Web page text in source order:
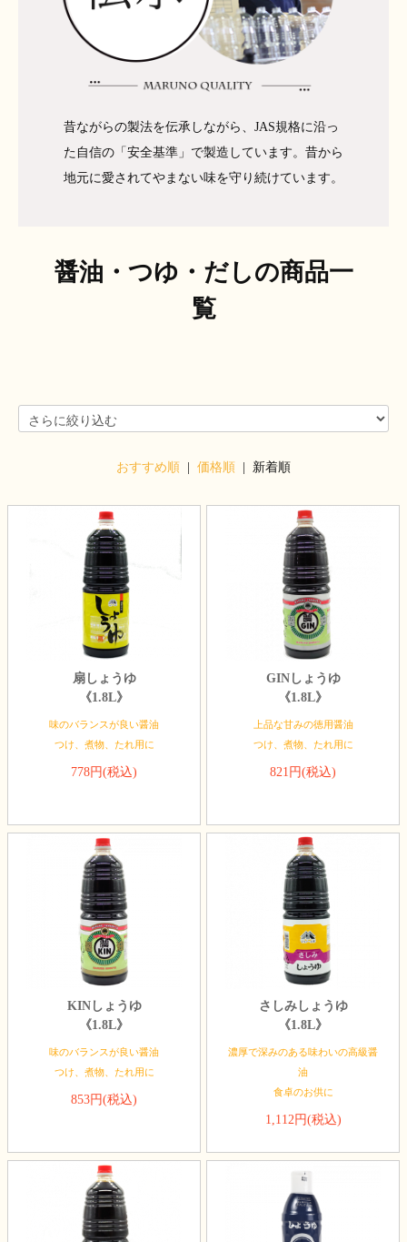
昔ながらの製法を伝承しながら、JAS規格に沿っ
た自信の「安全基準」で製造しています。昔から
地元に愛されてやまない味を守り続けています。
醤油・つゆ・だしの商品一
覧
おすすめ順 | 価格順 | 新着順
扇しょうゆ
《1.8L》
味のバランスが良い醤油
つけ、煮物、たれ用に
778円(税込)
GINしょうゆ
《1.8L》
上品な甘みの徳用醤油
つけ、煮物、たれ用に
821円(税込)
KINしょうゆ
《1.8L》
味のバランスが良い醤油
つけ、煮物、たれ用に
853円(税込)
さしみしょうゆ
《1.8L》
濃厚で深みのある味わいの高級醤
油
食卓のお供に
1,112円(税込)